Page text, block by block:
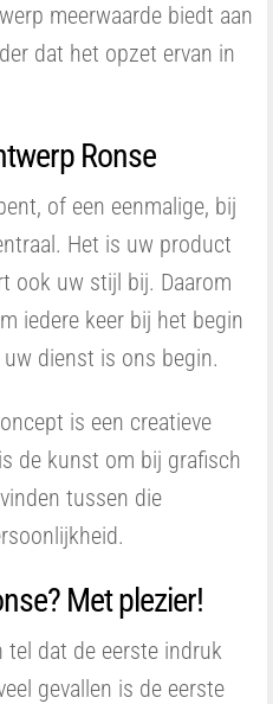
meerwaarde biedt aan
dat het opzet ervan in
Ronse
of een eenmalige, bij
Het is uw product
ook uw stijl bij. Daarom
iedere keer bij het begin
dienst is ons begin.
is een creatieve
de kunst om bij grafisch
tussen die
Met plezier!
dat de eerste indruk
gevallen is de eerste